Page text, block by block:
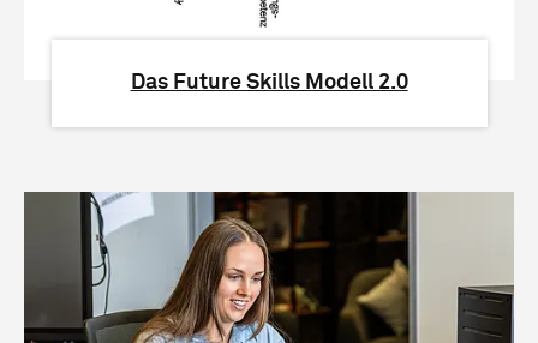
Das Future Skills Modell 2.0